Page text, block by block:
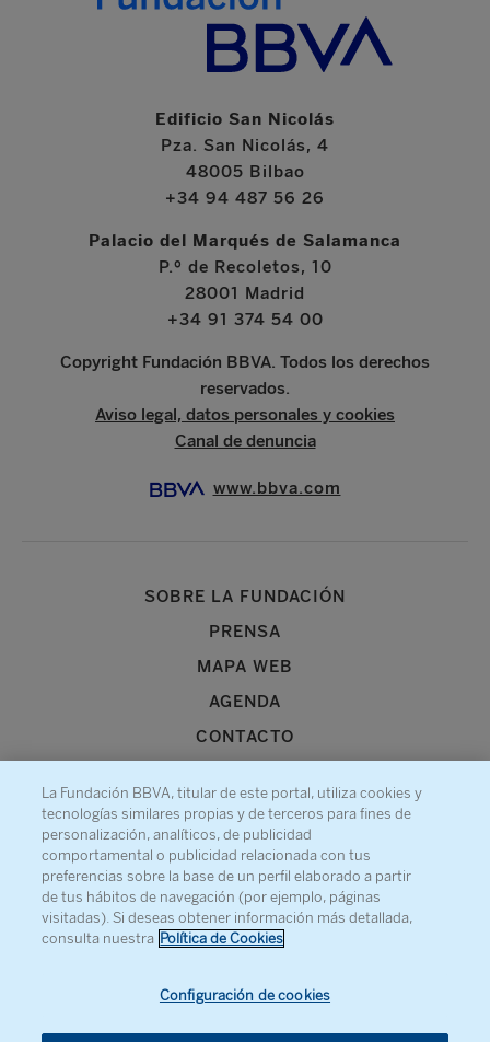
Edificio San Nicolás
Pza. San Nicolás, 4
48005 Bilbao
+34 94 487 56 26
Palacio del Marqués de Salamanca
P.º de Recoletos, 10
28001 Madrid
+34 91 374 54 00
Copyright Fundación BBVA. Todos los derechos
reservados.
Aviso legal, datos personales y cookies
Canal de denuncia
www.bbva.com
SOBRE LA FUNDACIÓN
PRENSA
MAPA WEB
AGENDA
CONTACTO
Recibe información sobre nuestra actividad
La Fundación BBVA, titular de este portal, utiliza cookies y
tecnologías similares propias y de terceros para fines de
personalización, analíticos, de publicidad
comportamental o publicidad relacionada con tus
preferencias sobre la base de un perfil elaborado a partir
de tus hábitos de navegación (por ejemplo, páginas
visitadas). Si deseas obtener información más detallada,
consulta nuestra Política de Cookies
Configuración de cookies